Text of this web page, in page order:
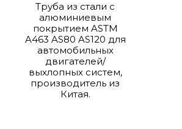
Труба из стали с
алюминиевым
покрытием ASTM
A463 AS80 AS120 для
автомобильных
двигателей/
выхлопных систем,
производитель из
Китая.